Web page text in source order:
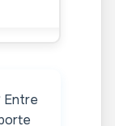
Entre